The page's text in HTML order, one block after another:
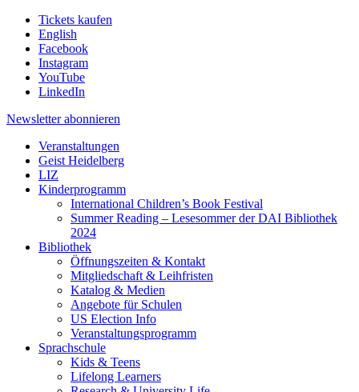
Tickets kaufen
English
Facebook
Instagram
YouTube
LinkedIn
Newsletter abonnieren
Veranstaltungen
Geist Heidelberg
LIZ
Kinderprogramm
International Children’s Book Festival
Summer Reading – Lesesommer der DAI Bibliothek
2024
Bibliothek
Öffnungszeiten & Kontakt
Mitgliedschaft & Leihfristen
Katalog & Medien
Angebote für Schulen
US Election Info
Veranstaltungsprogramm
Sprachschule
Kids & Teens
Lifelong Learners